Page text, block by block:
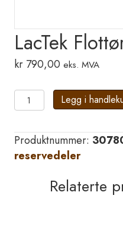
LacTek
kr 790,00 eks. MVA
LacTek
Flottør
vanntank
antall
Legg i
Produktnummer:
reservedeler
Relaterte